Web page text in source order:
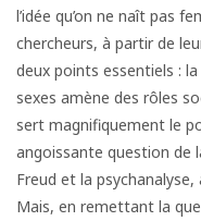
l’idée qu’on ne naît pas
chercheurs, à partir de
deux points essentiels :
sexes amène des rôles
sert magnifiquement le
angoissante question de
Freud et la psychanalyse,
Mais, en remettant la